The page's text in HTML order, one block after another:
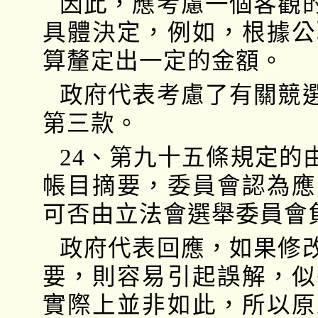
具體決定，例如，根據
算釐定出一定的金額。
政府代表考慮了有關競
第三款。
24、第九十五條規定的
帳目摘要，委員會認為
可否由立法會選舉委員會
政府代表回應，如果修
要，則容易引起誤解，
實際上並非如此，所以